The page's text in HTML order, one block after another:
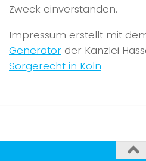
Zweck einverstanden.
Impressum erstellt mit
Generator der Kanzlei
Sorgerecht in Köln